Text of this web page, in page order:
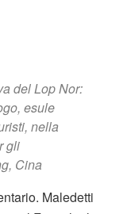
del Lop Nor:
esule
nella
gli
Cina
Maledetti